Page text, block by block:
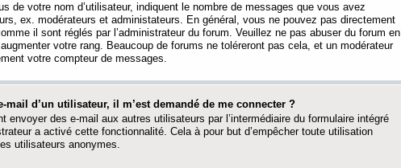
de votre nom d’utilisateur, indiquent le nombre de messages que vous avez
ex. modérateurs et administateurs. En général, vous ne pouvez pas directement
il sont réglés par l’administrateur du forum. Veuillez ne pas abuser du forum en
votre rang. Beaucoup de forums ne toléreront pas cela, et un modérateur
votre compteur de messages.
mail d’un utilisateur, il m’est demandé de me connecter ?
des e-mail aux autres utilisateurs par l’intermédiaire du formulaire intégré
a activé cette fonctionnalité. Cela à pour but d’empêcher toute utilisation
utilisateurs anonymes.